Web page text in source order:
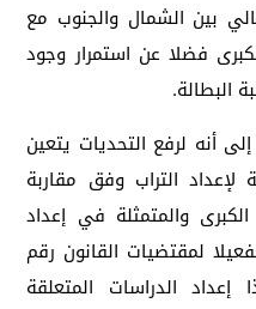
بين الشمال والجنوب مع
فضلا عن استمرار وجود
البطالة.
أنه لرفع التحديات يتعين
التراب وفق مقاربة
والمتمثلة في إعداد
لمقتضيات القانون رقم
إعداد الدراسات المتعلقة